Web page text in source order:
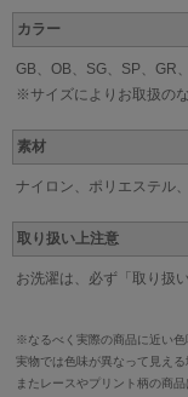
カラー
GB、OB、SG、SP、GR
※サイズによりお取扱の
素材
ナイロン、ポリエステル
取り扱い上注意
お洗濯は、必ず「取り扱
※なるべく実際の商品に近い色
実物では色味が異なって見える
またレースやプリント柄の商